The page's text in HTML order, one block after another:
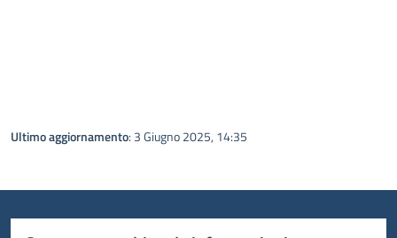
Ultimo aggiornamento: 3 Giugno 2025, 14:35